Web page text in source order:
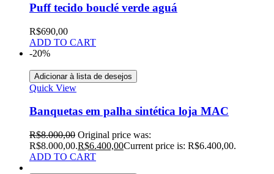
Puff tecido bouclé verde aguá
R$690,00
ADD TO CART
-20%
Adicionar à lista de desejos
Quick View
Banquetas em palha sintética loja MAC
R$8.000,00 Original price was:
R$8.000,00.R$6.400,00Current price is: R$6.400,00.
ADD TO CART